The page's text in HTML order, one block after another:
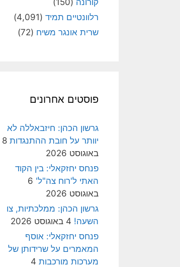
קורונה (150)
רלוונטיים תמיד (4,091)
שרית אונגר משיח (72)
פוסטים אחרונים
גרשון הכהן: חיזבאללה לא
יוותר על חובת ההתנגדות 8
באוגוסט 2026
פנחס יחזקאלי: בין הקוד
האתי ל'רוח צה"ל' 6
באוגוסט 2026
גרשון הכהן: ממלכתיות, צו
השעה! 4 באוגוסט 2026
פנחס יחזקאלי: אוסף
המאמרים על שרידותן של
מערכות מורכבות 4